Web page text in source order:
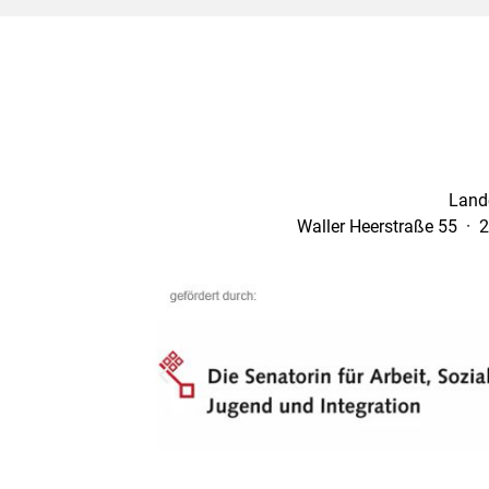
Waller Heerstraße 55 ·